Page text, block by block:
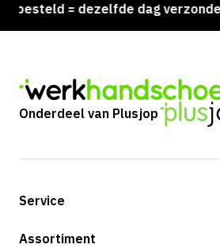
besteld = dezelfde dag verzonden
Onderdeel van Plusjop
Service
Betalingsmogelijkheden
Assortiment